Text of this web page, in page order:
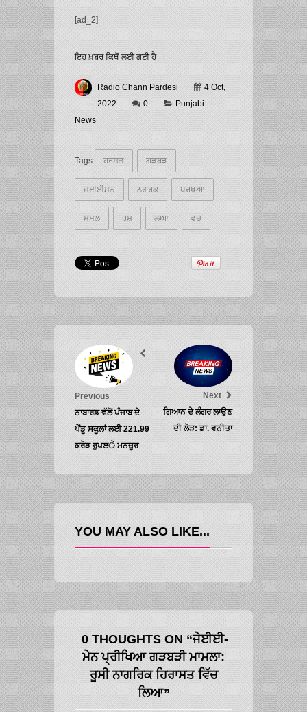
[ad_2]
ਇਹ ਖ਼ਬਰ ਕਿਥੋਂ ਲਈ ਗਈ ਹੈ
Radio Chann Pardesi
4 Oct,
2022
0
Punjabi
News
Tags ਹਰਸਤ ਗੜਬੜ
ਜਈਈਮਨ ਨਗਰਕ ਪਰਖਆ
ਮਮਲ ਰਸ਼ ਲਆ ਵਚ
Previous
ਨਾਬਾਰਡ ਵੱਲੋਂ ਪੰਜਾਬ ਦੇ
ਪੇਂਡੂ ਸਕੂਲਾਂ ਲਈ 221.99
ਕਰੋੜ ਰੁਪੲੇ ਮਨਜ਼ੂਰ
Next
ਗਿਆਨ ਦੇ ਲੰਗਰ ਲਾਉਣ
ਦੀ ਲੋੜ: ਡਾ. ਵਨੀਤਾ
YOU MAY ALSO LIKE...
0 THOUGHTS ON “ਜੇਈਈ-
ਮੇਨ ਪ੍ਰੀਖਿਆ ਗੜਬੜੀ ਮਾਮਲਾ:
ਰੂਸੀ ਨਾਗਰਿਕ ਹਿਰਾਸਤ ਵਿੱਚ
ਲਿਆ”